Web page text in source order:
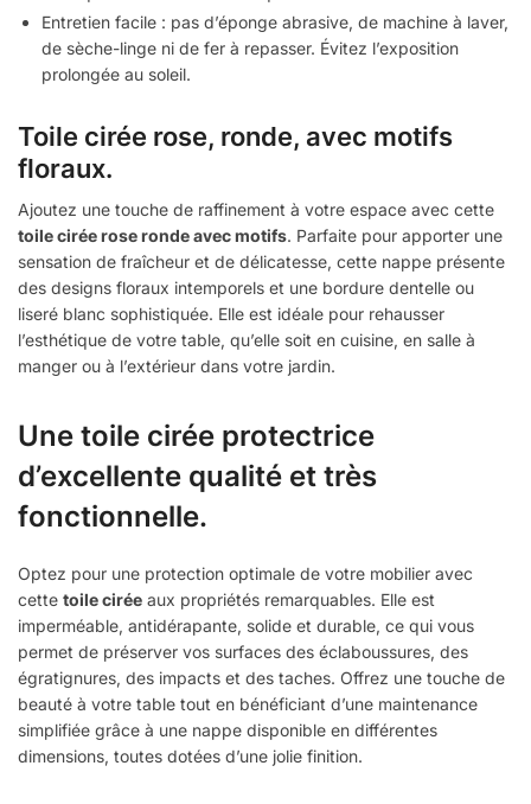
Entretien facile : pas d’éponge abrasive, de machine à laver,
de sèche-linge ni de fer à repasser. Évitez l’exposition
prolongée au soleil.
Toile cirée rose, ronde, avec motifs
floraux.
Ajoutez une touche de raffinement à votre espace avec cette
toile cirée rose ronde avec motifs. Parfaite pour apporter une
sensation de fraîcheur et de délicatesse, cette nappe présente
des designs floraux intemporels et une bordure dentelle ou
liseré blanc sophistiquée. Elle est idéale pour rehausser
l’esthétique de votre table, qu’elle soit en cuisine, en salle à
manger ou à l’extérieur dans votre jardin.
Une toile cirée protectrice
d’excellente qualité et très
fonctionnelle.
Optez pour une protection optimale de votre mobilier avec
cette toile cirée aux propriétés remarquables. Elle est
imperméable, antidérapante, solide et durable, ce qui vous
permet de préserver vos surfaces des éclaboussures, des
égratignures, des impacts et des taches. Offrez une touche de
beauté à votre table tout en bénéficiant d’une maintenance
simplifiée grâce à une nappe disponible en différentes
dimensions, toutes dotées d’une jolie finition.